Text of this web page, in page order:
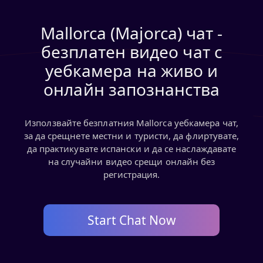
Mallorca (Majorca) чат -
безплатен видео чат с
уебкамера на живо и
онлайн запознанства
Използвайте безплатния Mallorca уебкамера чат,
за да срещнете местни и туристи, да флиртувате,
да практикувате испански и да се наслаждавате
на случайни видео срещи онлайн без
регистрация.
Start Chat Now